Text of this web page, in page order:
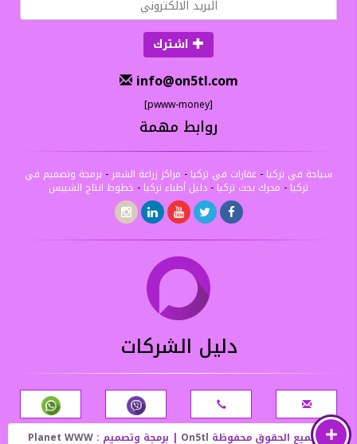
اشترك
info@on5tl.com
[pwww-money]
روابط مهمة
سياحة في تركيا - عقارات في تركيا - مراكز زراعة الشعر - برمجة وتصميم في
تركيا - محرك بحث تركيا - دليل أطباء تركيا - خطوط انتاج الشيبس
دليل الشركات
© جميع الحقوق محفوظة On5tl | برمجة وتصميم : Planet WWW